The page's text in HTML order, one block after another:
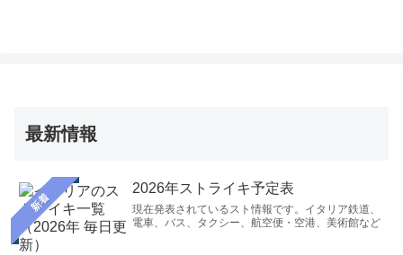
最新情報
新着
2026年ストライキ予定表
現在発表されているスト情報です。イタリア鉄道、
電車、バス、タクシー、航空便・空港、美術館など